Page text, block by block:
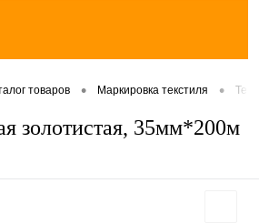
товаров • Маркировка текстиля •
золотистая, 35мм*200м